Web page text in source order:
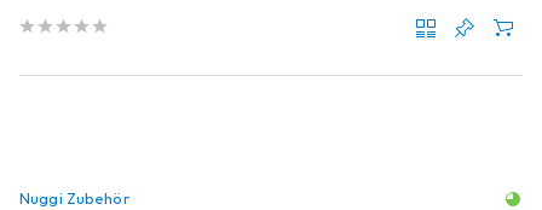
Nuggi Zubehör